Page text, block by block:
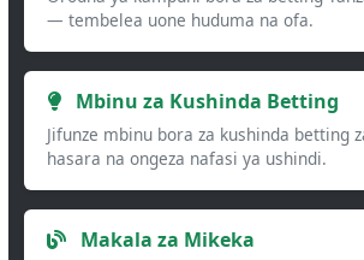
— tembelea uone huduma na ofa.
Mbinu za Kushinda Betting
Jifunze mbinu bora za kushinda betting
hasara na ongeza nafasi ya ushindi.
Makala za Mikeka